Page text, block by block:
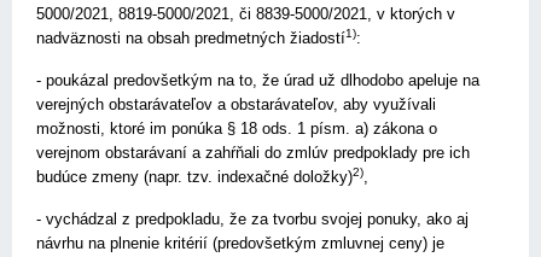
5000/2021, 8819-5000/2021, či 8839-5000/2021, v ktorých v
nadväznosti na obsah predmetných žiadostí1):
- poukázal predovšetkým na to, že úrad už dlhodobo apeluje na
verejných obstarávateľov a obstarávateľov, aby využívali
možnosti, ktoré im ponúka § 18 ods. 1 písm. a) zákona o
verejnom obstarávaní a zahŕňali do zmlúv predpoklady pre ich
budúce zmeny (napr. tzv. indexačné doložky)2),
- vychádzal z predpokladu, že za tvorbu svojej ponuky, ako aj
návrhu na plnenie kritérií (predovšetkým zmluvnej ceny) je